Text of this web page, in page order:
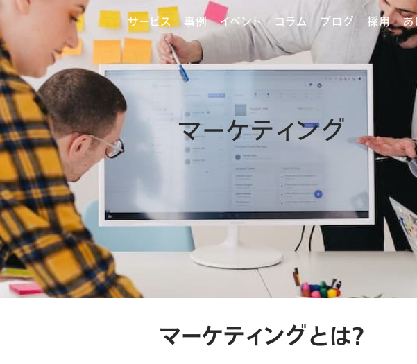
サービス 事例 イベント コラム ブログ 採用 あ
マーケティング
マーケティングとは？